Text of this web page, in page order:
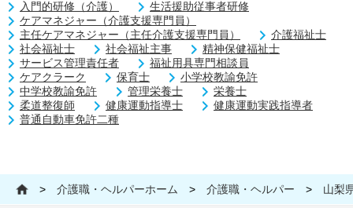
入門的研修（介護）
生活援助従事者研修
ケアマネジャー（介護支援専門員）
主任ケアマネジャー（主任介護支援専門員）
介護福祉士
社会福祉士
社会福祉主事
精神保健福祉士
サービス管理責任者
福祉用具専門相談員
ケアクラーク
保育士
小学校教諭免許
中学校教諭免許
管理栄養士
栄養士
柔道整復師
健康運動指導士
健康運動実践指導者
普通自動車免許二種
> 介護職・ヘルパーホーム > 介護職・ヘルパー > 山梨